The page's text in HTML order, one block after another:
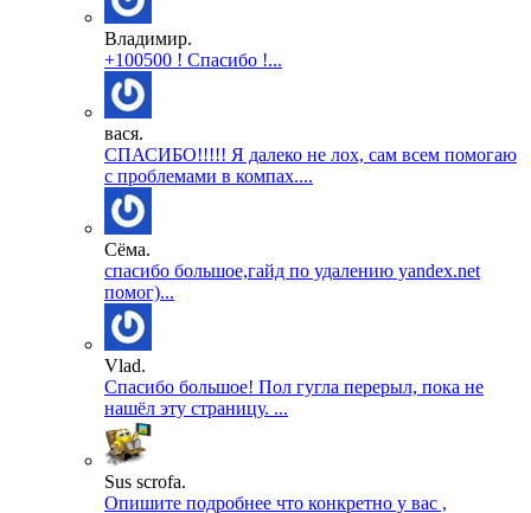
Владимир.
+100500 ! Спасибо !...
вася.
СПАСИБО!!!!! Я далеко не лох, сам всем помогаю
с проблемами в компах....
Сёма.
спасибо большое,гайд по удалению yandex.net
помог)...
Vlad.
Спасибо большое! Пол гугла перерыл, пока не
нашёл эту страницу. ...
Sus scrofa.
Опишите подробнее что конкретно у вас ,